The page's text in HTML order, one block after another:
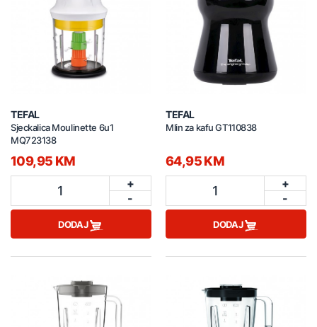
TEFAL
Sjeckalica Moulinette 6u1
MQ723138
109,95 KM
1
+
-
DODAJ
TEFAL
Mlin za kafu GT110838
64,95 KM
1
+
-
DODAJ